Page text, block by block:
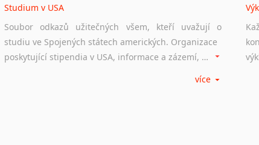
Studium v USA
Soubor odkazů užitečných všem, kteří uvažují o
studiu ve Spojených státech amerických. Organizace
poskytující stipendia v USA, informace a zázemí, univerzity i zkušenosti studentů.
více